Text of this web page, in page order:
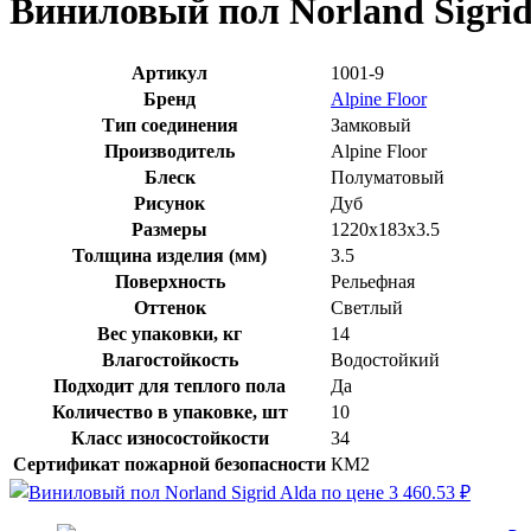
Виниловый пол Norland
Артикул
1001-9
Бренд
Alpine Floor
Тип соединения
Замковый
Производитель
Alpine Floor
Блеск
Полуматовый
Рисунок
Дуб
Размеры
1220x183x3.5
Толщина изделия (мм)
3.5
Поверхность
Рельефная
Оттенок
Светлый
Вес упаковки, кг
14
Влагостойкость
Водостойкий
Подходит для теплого пола
Да
Количество в упаковке, шт
10
Класс износостойкости
34
Сертификат пожарной безопасности КМ2